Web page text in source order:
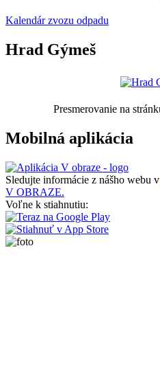
Kalendár zvozu odpadu
Hrad Gýmeš
Presmerovanie na
Mobilná aplikácia
Sledujte informácie z nášho webu v
V OBRAZE.
Voľne k stiahnutiu: